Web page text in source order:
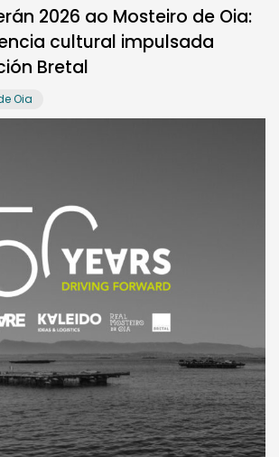
2026 ao Mosteiro de Oia:
cultural impulsada
Bretal
Oia